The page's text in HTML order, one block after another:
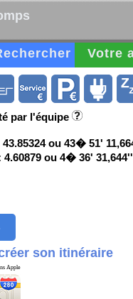
Votre
par l'équipe
ou 43� 51'
ou 4� 36' 31,644''
son itinéraire
Apple